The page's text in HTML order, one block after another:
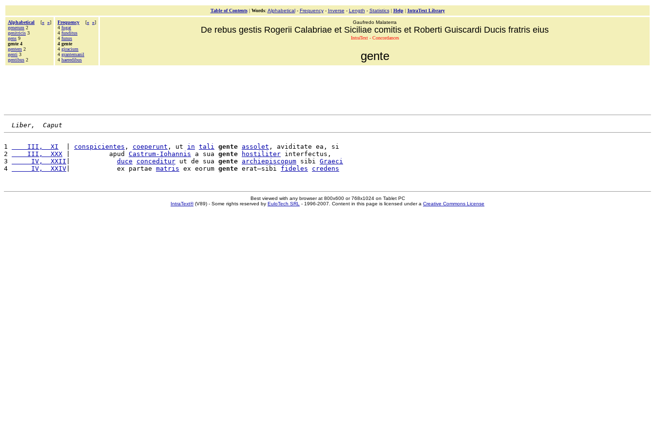
Table of Contents| Words: Alphabetical- Frequency- Inverse - Length - Statistics| Help| IntraText Library
Alphabetical [« »]
generum 2
genitricis 3
gens 9
gente 4
gentem 2
genti 3
gentibus 2
Frequency [« »]
4 fugat
4 funditus
4 funus
4 gente
4 giracium
4 grantemanil
4 haeredibus
Gaufredo Malaterra
De rebus gestis Rogerii Calabriae et Siciliae comitis et Roberti Guiscardi Ducis fratris eius
IntraText - Concordances
gente
Liber,  Caput
1
    III,  XI
conspicientes , coeperunt , ut in tali gente assolet , aviditate ea, si
2
    III,  XXX
|          apud Castrum-Iohannis a sua gente hostiliter interfectus,
3
     IV,  XXII
duce conceditur ut de sua gente archiepiscopum sibi Graeci
4
     IV,  XXIV
|            ex partae matris ex eorum gente erat—sibi fideles credens
Best viewed with any browser at 800x600 or 768x1024 on Tablet PC
IntraText®(V89) - Some rights reserved by EuloTech SRL - 1996-2007. Content in this page is licensed under a Creative Commons License